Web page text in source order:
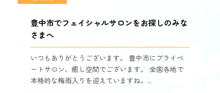
豊中市でフェイシャルサロンをお探しのみな
さまへ
いつもありがとうございます。 豊中市にプライベ
ートサロン、癒し空間でございます。 全国各地で
本格的な梅雨入りを迎えていますね。...